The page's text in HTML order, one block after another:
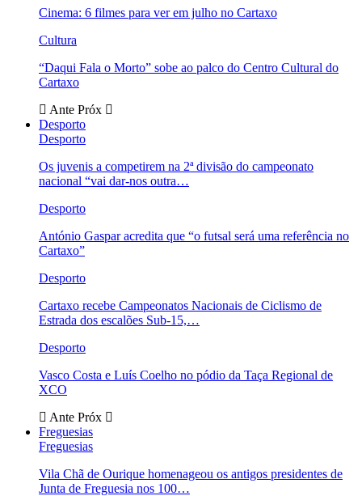
Cinema: 6 filmes para ver em julho no Cartaxo
Cultura
“Daqui Fala o Morto” sobe ao palco do Centro Cultural do
Cartaxo
Ante Próx
Desporto
Desporto
Os juvenis a competirem na 2ª divisão do campeonato
nacional “vai dar-nos outra…
Desporto
António Gaspar acredita que “o futsal será uma referência no
Cartaxo”
Desporto
Cartaxo recebe Campeonatos Nacionais de Ciclismo de
Estrada dos escalões Sub-15,…
Desporto
Vasco Costa e Luís Coelho no pódio da Taça Regional de
XCO
Ante Próx
Freguesias
Freguesias
Vila Chã de Ourique homenageou os antigos presidentes de
Junta de Freguesia nos 100…